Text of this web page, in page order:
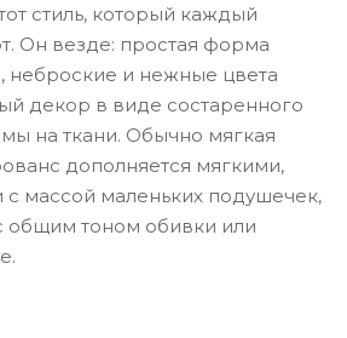
стиль, который каждый
Он везде: простая форма
неброские и нежные цвета
декор в виде состаренного
на ткани. Обычно мягкая
дополняется мягкими,
массой маленьких подушечек,
общим тоном обивки или